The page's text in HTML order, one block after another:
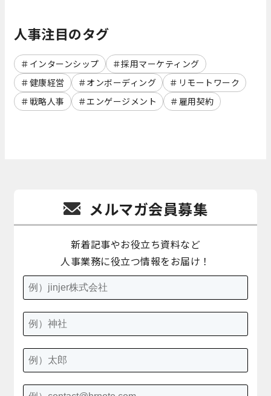
人事注目のタグ
インターンシップ
採用マーケティング
健康経営
オンボーディング
リモートワーク
戦略人事
エンゲージメント 雇用契約
メルマガ会員募集
新着記事やお役立ち資料など
人事業務に役立つ情報をお届け！